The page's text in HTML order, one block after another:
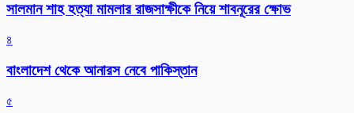
সালমান শাহ হত্যা মামলার রাজসাক্ষীকে নিয়ে শাবনূরের ক্ষোভ
৪
বাংলাদেশ থেকে আনারস নেবে পাকিস্তান
৫